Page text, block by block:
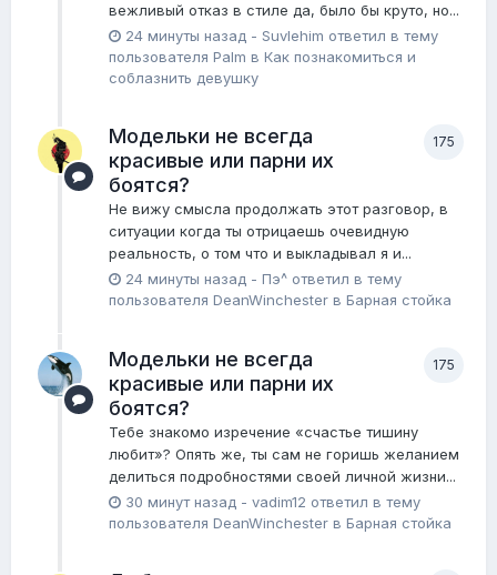
вежливый отказ в стиле да, было бы круто, но...
24 минуты назад - Suvlehim ответил в тему
пользователя Palm в Как познакомиться и
соблазнить девушку
175
Модельки не всегда
красивые или парни их
боятся?
Не вижу смысла продолжать этот разговор, в
ситуации когда ты отрицаешь очевидную
реальность, о том что и выкладывал я и...
24 минуты назад - Пэ^ ответил в тему
пользователя DeanWinchester в Барная стойка
175
Модельки не всегда
красивые или парни их
боятся?
Тебе знакомо изречение «счастье тишину
любит»? Опять же, ты сам не горишь желанием
делиться подробностями своей личной жизни...
30 минут назад - vadim12 ответил в тему
пользователя DeanWinchester в Барная стойка